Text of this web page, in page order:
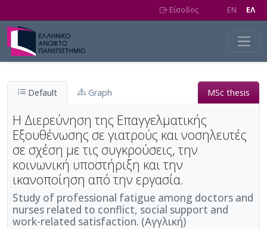
Είσοδος EN EΛ
Default Graph MSc thesis
Η Διερεύνηση της Επαγγελματικής
Εξουθένωσης σε γιατρούς και νοσηλευτές
σε σχέση με τις συγκρούσεις, την
κοινωνική υποστήριξη και την
ικανοποίηση από την εργασία.
Study of professional fatigue among doctors and
nurses related to conflict, social support and
work-related satisfaction. (Αγγλική)